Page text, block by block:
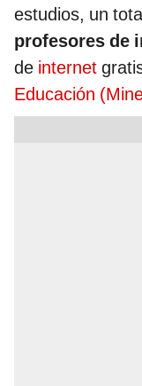
estudios, un
profesores de
de internet
Educación